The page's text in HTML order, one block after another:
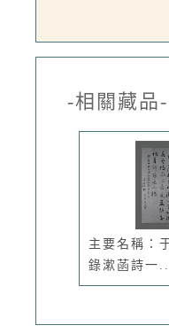
-相關藏品-
主要名稱：
錄漱菡詩一